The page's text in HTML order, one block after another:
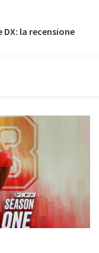
DX: la recensione